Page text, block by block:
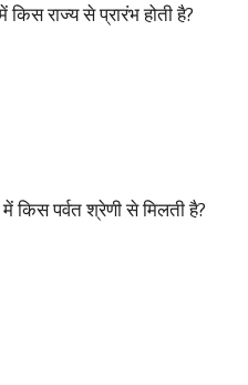
किस राज्य से प्रारंभ होती है?
में किस पर्वत श्रेणी से मिलती है?